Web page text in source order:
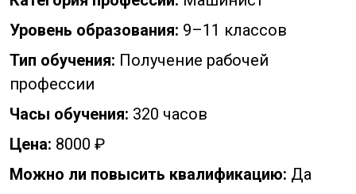
Уровень образования: 9–11 классов
Тип обучения: Получение рабочей
профессии
Часы обучения: 320 часов
Цена: 8000 ₽
Можно ли повысить квалификацию: Да